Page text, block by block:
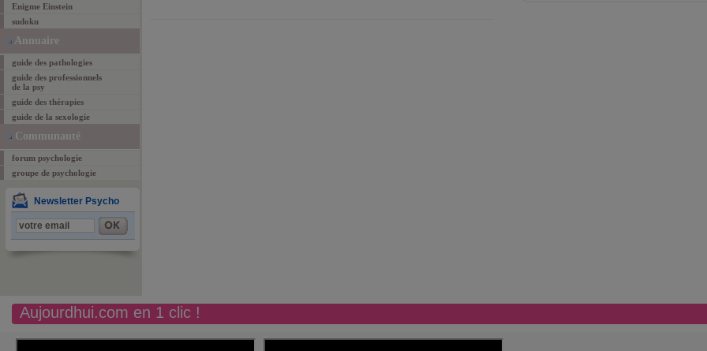
Enigme Einstein
sudoku
Annuaire
guide des pathologies
guide des professionnels
de la psy
guide des thérapies
guide de la sexologie
Communauté
forum psychologie
groupe de psychologie
Newsletter Psycho
Aujourdhui.com en 1 clic !